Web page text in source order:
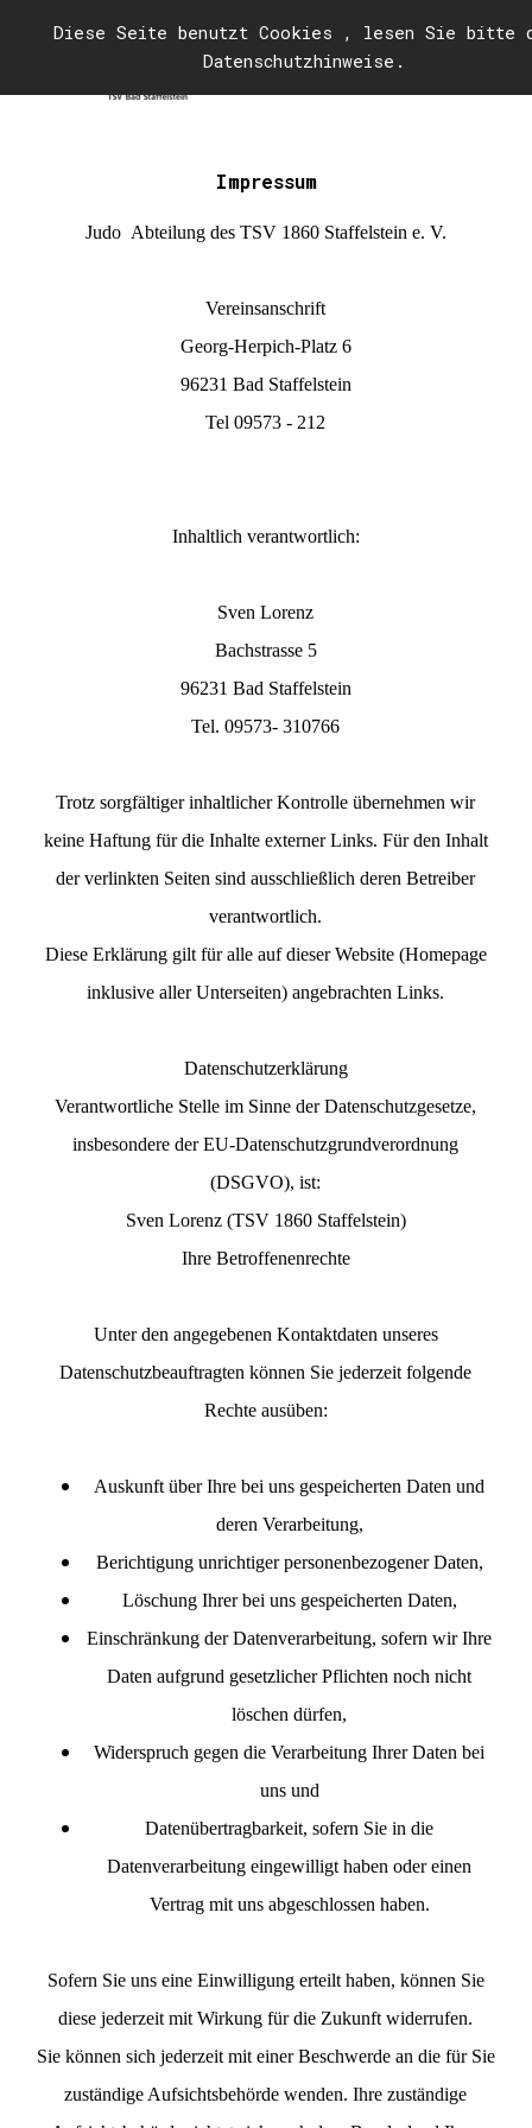
Diese Seite benutzt Cookies , lesen Sie bitte
Datenschutzhinweise.
Impressum
Judo Abteilung des TSV 1860 Staffelstein e. V.
Vereinsanschrift
Georg-Herpich-Platz 6
96231 Bad Staffelstein
Tel 09573 - 212
Inhaltlich verantwortlich:
Sven Lorenz
Bachstrasse 5
96231 Bad Staffelstein
Tel. 09573- 310766
Trotz sorgfältiger inhaltlicher Kontrolle übernehmen wir
keine Haftung für die Inhalte externer Links. Für den Inhalt
der verlinkten Seiten sind ausschließlich deren Betreiber
verantwortlich.
Diese Erklärung gilt für alle auf dieser Website (Homepage
inklusive aller Unterseiten) angebrachten Links.
Datenschutzerklärung
Verantwortliche Stelle im Sinne der Datenschutzgesetze,
insbesondere der EU-Datenschutzgrundverordnung
(DSGVO), ist:
Sven Lorenz (TSV 1860 Staffelstein)
Ihre Betroffenenrechte
Unter den angegebenen Kontaktdaten unseres
Datenschutzbeauftragten können Sie jederzeit folgende
Rechte ausüben:
Auskunft über Ihre bei uns gespeicherten Daten und
deren Verarbeitung,
Berichtigung unrichtiger personenbezogener Daten,
Löschung Ihrer bei uns gespeicherten Daten,
Einschränkung der Datenverarbeitung, sofern wir Ihre
Daten aufgrund gesetzlicher Pflichten noch nicht
löschen dürfen,
Widerspruch gegen die Verarbeitung Ihrer Daten bei
uns und
Datenübertragbarkeit, sofern Sie in die
Datenverarbeitung eingewilligt haben oder einen
Vertrag mit uns abgeschlossen haben.
Sofern Sie uns eine Einwilligung erteilt haben, können Sie
diese jederzeit mit Wirkung für die Zukunft widerrufen.
Sie können sich jederzeit mit einer Beschwerde an die für Sie
zuständige Aufsichtsbehörde wenden. Ihre zuständige